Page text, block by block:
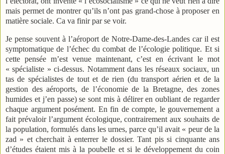
mais permet de montrer qu’ils n’ont pas grand-chose à proposer en
matière sociale. Ca va finir par se voir.
Je pense souvent à l’aéroport de Notre-Dame-des-Landes car il est
symptomatique de l’échec du combat de l’écologie politique. Et si
cette pensée m’est venue maintenant, c’est en écrivant le mot
« spécialiste » ci-dessus. Notamment dans les réseaux sociaux, un
tas de spécialistes de tout et de rien (du transport aérien et de la
gestion des aéroports, de l’économie de la Bretagne, des zones
humides et j’en passe) se sont mis à délirer en oubliant de regarder
chaque argument posément. En fin de compte, le gouvernement a
fait prévaloir l’argument écologique, contrairement aux souhaits de
la population, formulés dans les urnes, parce qu’il avait « peur de la
zad » et cherchait à enterrer le dossier. Tant pis si cinquante ans
d’études étaient mis à la poubelle et si le développement du coin